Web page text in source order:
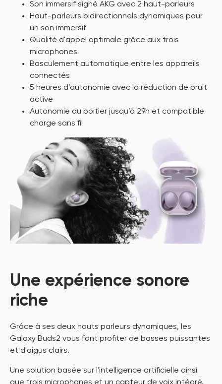
Son immersif signé AKG avec 2 haut-parleurs
Haut-parleurs bidirectionnels dynamiques pour
un son immersif
Qualité d'appel optimale grâce aux trois
microphones
Basculement automatique entre les appareils
connectés
5 heures d’autonomie avec la réduction de bruit
active
Autonomie du boitier jusqu’à 29h et compatible
charge sans fil
Une expérience sonore
riche
Grâce à ses deux hauts parleurs dynamiques, les
Galaxy Buds2 vous font profiter de basses puissantes
et d'aigus clairs.
Une solution basée sur l'intelligence artificielle ainsi